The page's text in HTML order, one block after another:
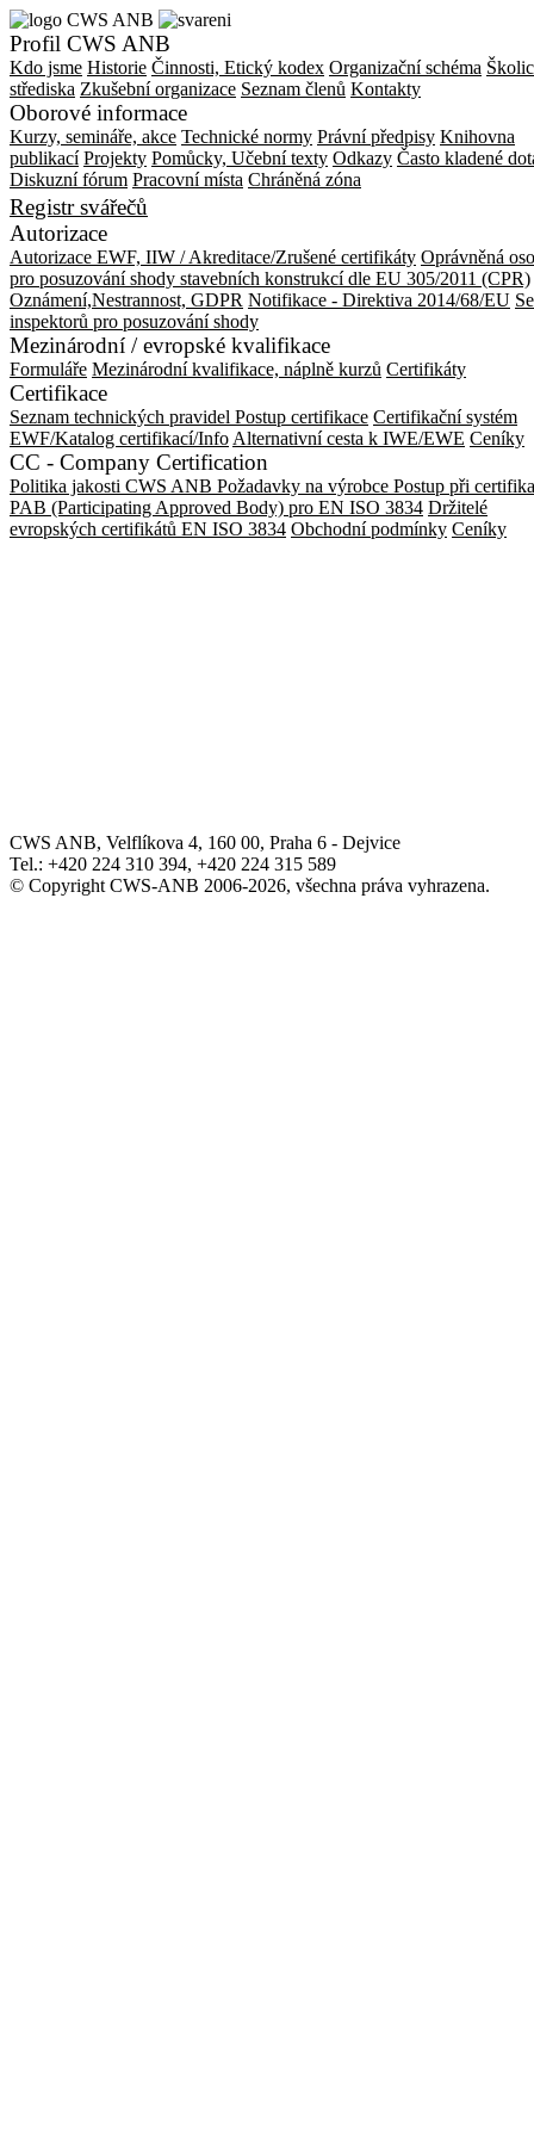
Profil CWS ANB
Kdo jsme Historie Činnosti, Etický kodex Organizační schéma
střediska Zkušební organizace Seznam členů Kontakty
Oborové informace
Kurzy, semináře, akce Technické normy Právní předpisy Knihovna
publikací Projekty Pomůcky, Učební texty Odkazy Často kladené
Diskuzní fórum Pracovní místa Chráněná zóna
Registr svářečů
Autorizace
Autorizace EWF, IIW / Akreditace/Zrušené certifikáty Oprávněná
pro posuzování shody stavebních konstrukcí dle EU 305/2011 (CPR)
Oznámení,Nestrannost, GDPR Notifikace - Direktiva 2014/68/EU
inspektorů pro posuzování shody
Mezinárodní / evropské kvalifikace
Formuláře Mezinárodní kvalifikace, náplně kurzů Certifikáty
Certifikace
Seznam technických pravidel Postup certifikace Certifikační systém
EWF/Katalog certifikací/Info Alternativní cesta k IWE/EWE Ceníky
CC - Company Certification
Politika jakosti CWS ANB Požadavky na výrobce Postup při
PAB (Participating Approved Body) pro EN ISO 3834 Držitelé
evropských certifikátů EN ISO 3834 Obchodní podmínky Ceníky
CWS ANB, Velflíkova 4, 160 00, Praha 6 - Dejvice
Tel.: +420 224 310 394, +420 224 315 589
© Copyright CWS-ANB 2006-2026, všechna práva vyhrazena.